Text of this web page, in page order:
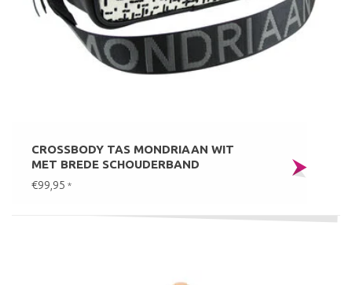
CROSSBODY TAS MONDRIAAN WIT
MET BREDE SCHOUDERBAND
€99,95 *